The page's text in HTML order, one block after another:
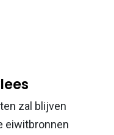
zal blijven
eiwitbronnen